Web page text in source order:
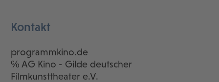
Kontakt
programmkino.de
℅ AG Kino - Gilde deutscher
Filmkunsttheater e.V.